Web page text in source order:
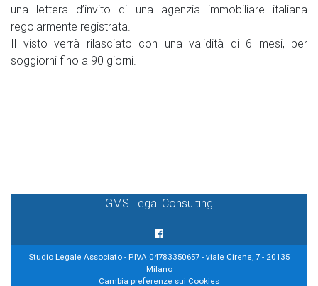
una lettera d’invito di una agenzia immobiliare italiana
regolarmente registrata.
Il visto verrà rilasciato con una validità di 6 mesi, per
soggiorni fino a 90 giorni.
GMS Legal Consulting
Studio Legale Associato - P.IVA 04783350657 - viale Cirene, 7 - 20135
Milano
Cambia preferenze sui Cookies